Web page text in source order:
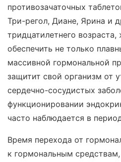
противозачаточных
Три-регол, Диане, Ярина и
тридцатилетнего
обеспечить не только
массивной гормональной
защитит свой организм от
сердечно-сосудистых
функционировании
часто наблюдается в
Время перехода от
к гормональным